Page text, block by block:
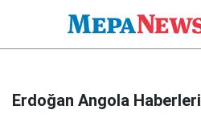
Erdoğan Angola Haberleri